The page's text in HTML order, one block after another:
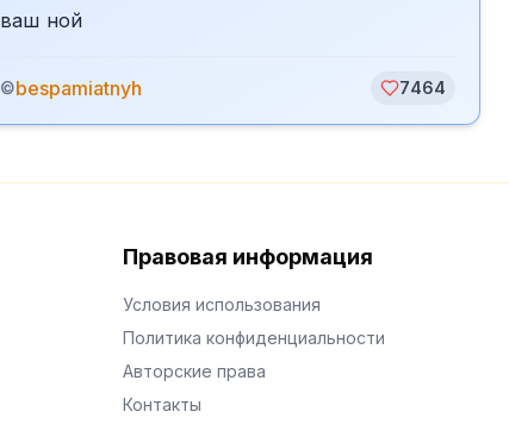
ваш ной
©bespamiatnyh 7464
Правовая информация
Условия использования
Политика конфиденциальности
Авторские права
Контакты